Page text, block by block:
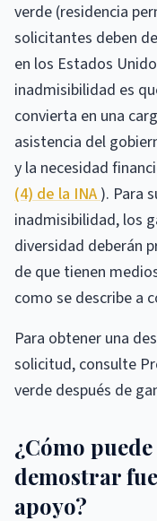
verde (residencia
solicitantes deben
en los Estados
inadmisibilidad es
convierta en una
asistencia del
y la necesidad
(4)de la INA). Para
inadmisibilidad, los
diversidad deberán
de que tienen
como se describe a
Para obtener una
solicitud, consulte
verde después de
¿Cómo
demostrar
apoyo?